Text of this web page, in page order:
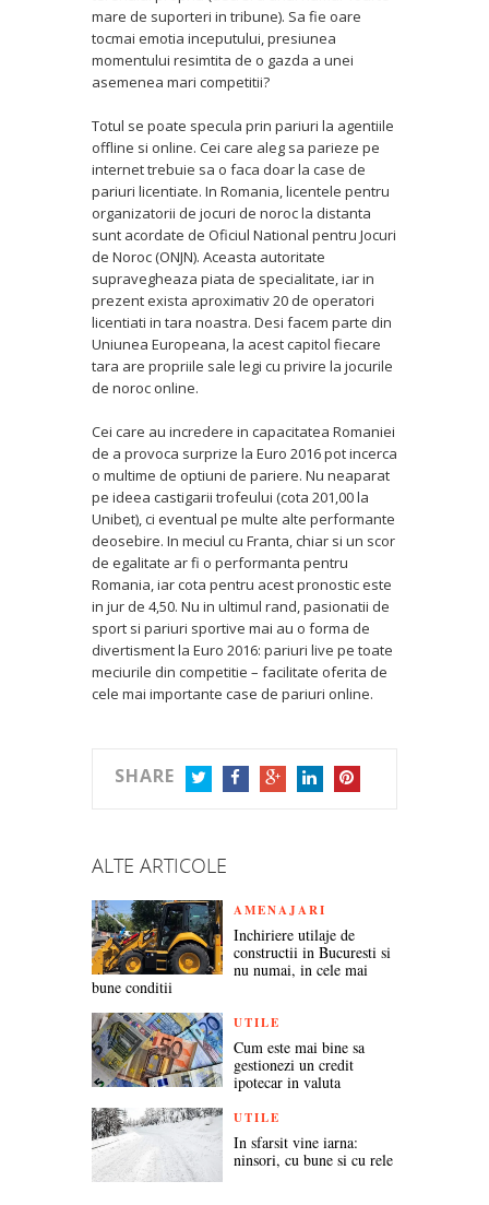
mare de suporteri in tribune). Sa fie oare
tocmai emotia inceputului, presiunea
momentului resimtita de o gazda a unei
asemenea mari competitii?
Totul se poate specula prin pariuri la agentiile
offline si online. Cei care aleg sa parieze pe
internet trebuie sa o faca doar la case de
pariuri licentiate. In Romania, licentele pentru
organizatorii de jocuri de noroc la distanta
sunt acordate de Oficiul National pentru Jocuri
de Noroc (ONJN). Aceasta autoritate
supravegheaza piata de specialitate, iar in
prezent exista aproximativ 20 de operatori
licentiati in tara noastra. Desi facem parte din
Uniunea Europeana, la acest capitol fiecare
tara are propriile sale legi cu privire la jocurile
de noroc online.
Cei care au incredere in capacitatea Romaniei
de a provoca surprize la Euro 2016 pot incerca
o multime de optiuni de pariere. Nu neaparat
pe ideea castigarii trofeului (cota 201,00 la
Unibet), ci eventual pe multe alte performante
deosebire. In meciul cu Franta, chiar si un scor
de egalitate ar fi o performanta pentru
Romania, iar cota pentru acest pronostic este
in jur de 4,50. Nu in ultimul rand, pasionatii de
sport si pariuri sportive mai au o forma de
divertisment la Euro 2016: pariuri live pe toate
meciurile din competitie – facilitate oferita de
cele mai importante case de pariuri online.
SHARE
ALTE ARTICOLE
AMENAJARI
Inchiriere utilaje de
constructii in Bucuresti si
nu numai, in cele mai
bune conditii
UTILE
Cum este mai bine sa
gestionezi un credit
ipotecar in valuta
UTILE
In sfarsit vine iarna:
ninsori, cu bune si cu rele